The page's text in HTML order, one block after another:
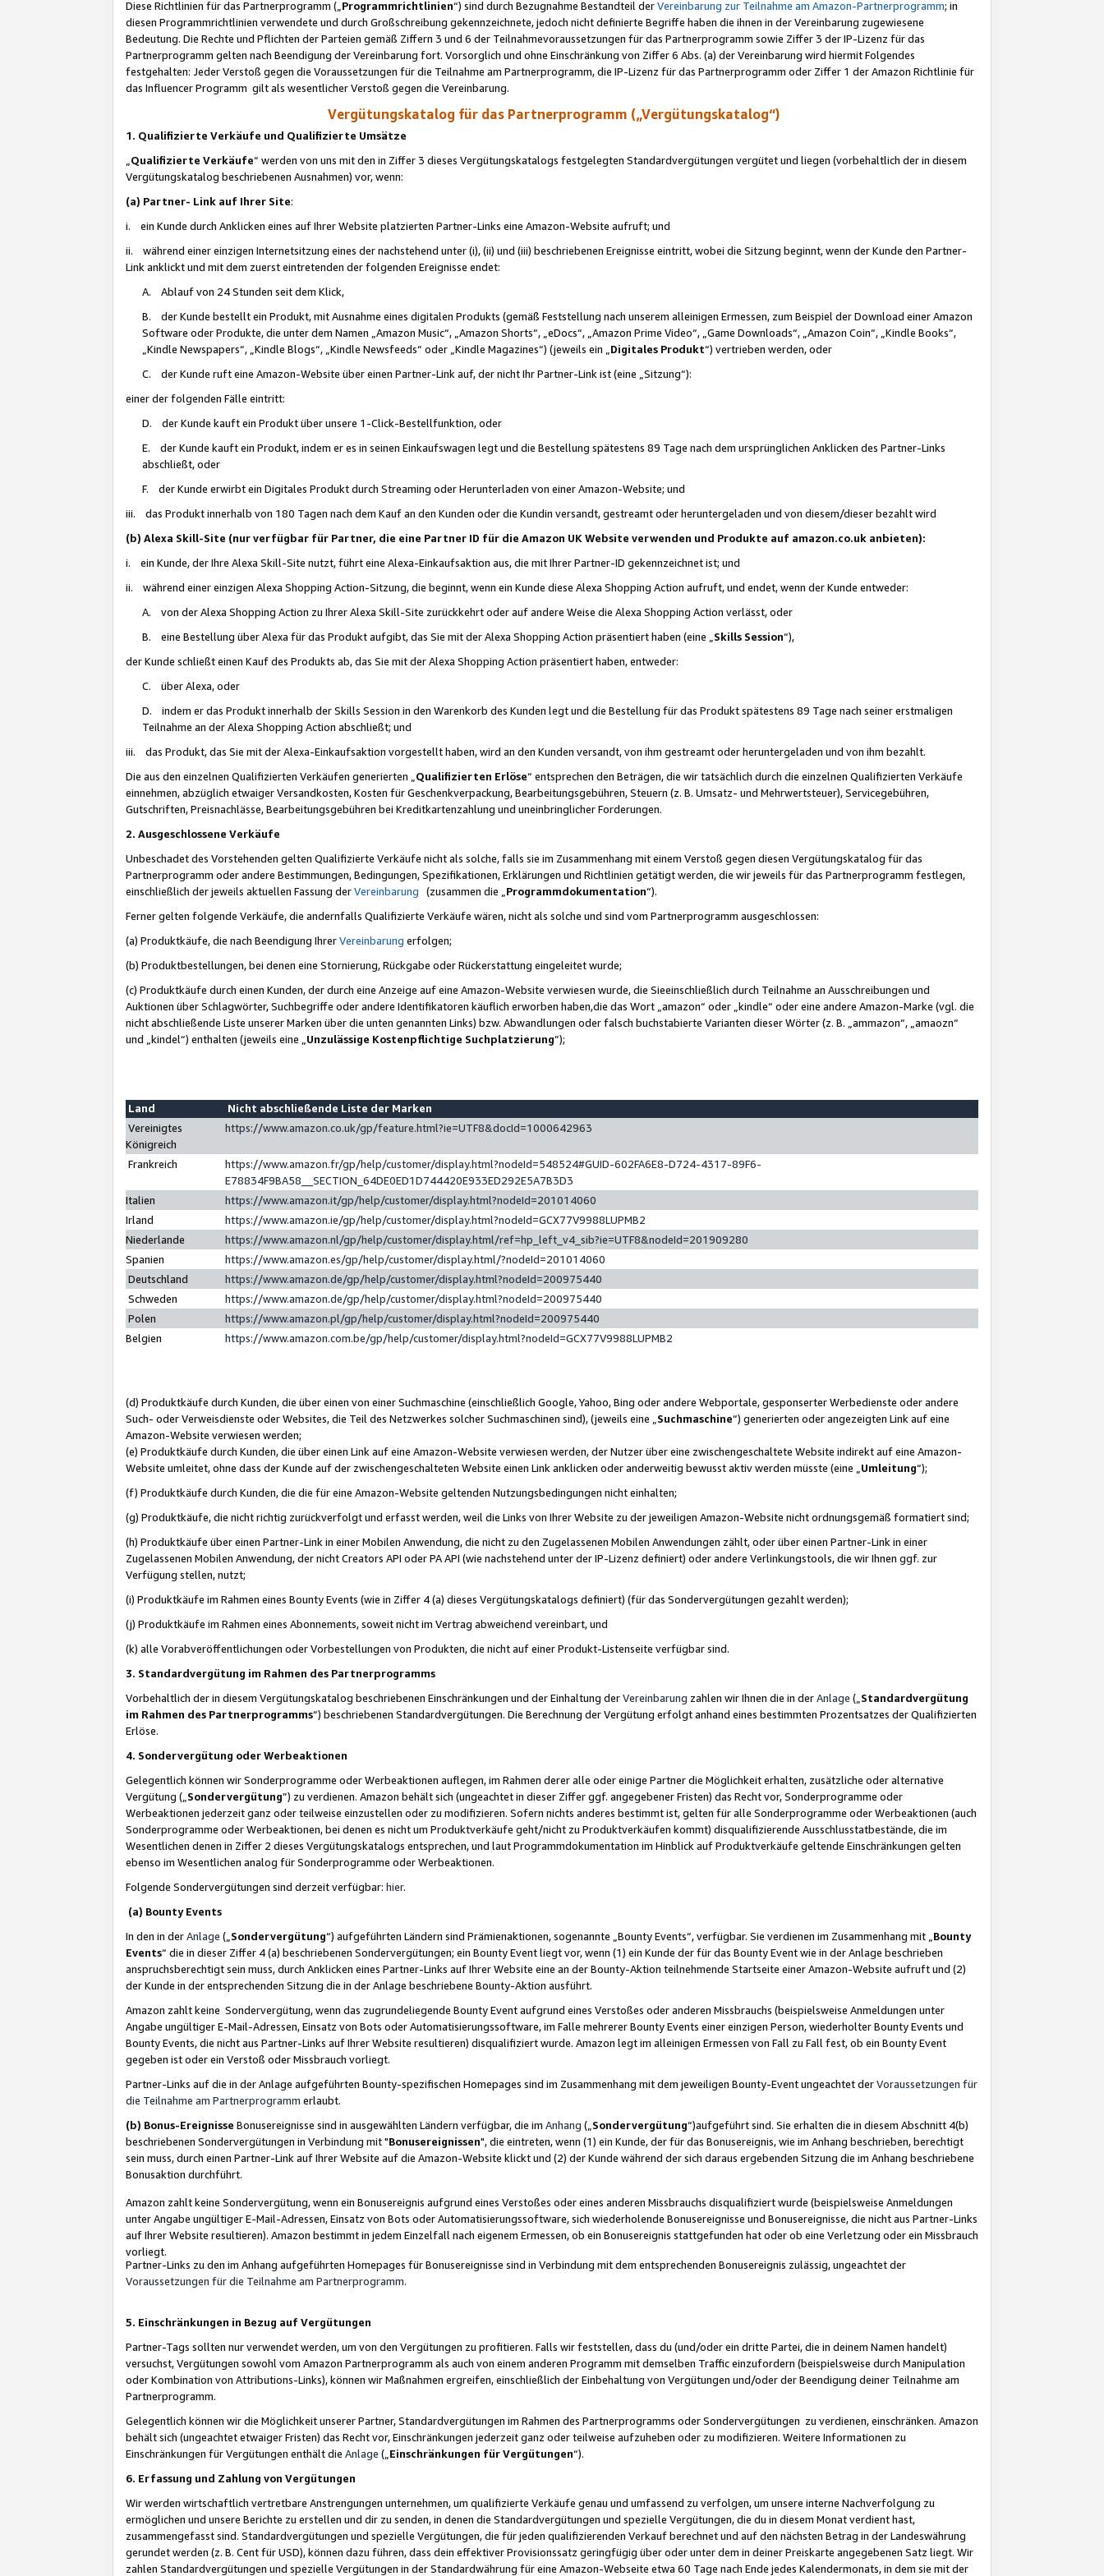
Diese Richtlinien für das Partnerprogramm („Programmrichtlinien“) sind durch Bezugnahme Bestandteil derVereinbarung zur Teilnahme am Amazon-Partnerprogramm; in
diesen Programmrichtlinien verwendete und durch Großschreibung gekennzeichnete, jedoch nicht definierte Begriffe haben die ihnen in der Vereinbarung zugewiesene
Bedeutung. Die Rechte und Pflichten der Parteien gemäß Ziffern 3 und 6 der Teilnahmevoraussetzungen für das Partnerprogramm sowie Ziffer 3 der IP-Lizenz für das
Partnerprogramm gelten nach Beendigung der Vereinbarung fort. Vorsorglich und ohne Einschränkung von Ziffer 6 Abs. (a) der Vereinbarung wird hiermit Folgendes
festgehalten: Jeder Verstoß gegen die Voraussetzungen für die Teilnahme am Partnerprogramm, die IP-Lizenz für das Partnerprogramm oder Ziffer 1 der Amazon Richtlinie für
das Influencer Programm gilt als wesentlicher Verstoß gegen die Vereinbarung.
Vergütungskatalog für das Partnerprogramm („Vergütungskatalog“)
1. Qualifizierte Verkäufe und Qualifizierte Umsätze
Qualifizierte Verkäufe“ werden von uns mit den in Ziffer 3 dieses Vergütungskatalogs festgelegten Standardvergütungen vergütet und liegen (vorbehaltlich der in diesem
Vergütungskatalog beschriebenen Ausnahmen) vor, wenn:
(a) Partner- Link auf Ihrer Site:
i. ein Kunde durch Anklicken eines auf Ihrer Website platzierten Partner-Links eine Amazon-Website aufruft; und
ii. während einer einzigen Internetsitzung eines der nachstehend unter (i), (ii) und (iii) beschriebenen Ereignisse eintritt, wobei die Sitzung beginnt, wenn der Kunde den Partner-
Link anklickt und mit dem zuerst eintretenden der folgenden Ereignisse endet:
A. Ablauf von 24 Stunden seit dem Klick,
B. der Kunde bestellt ein Produkt, mit Ausnahme eines digitalen Produkts (gemäß Feststellung nach unserem alleinigen Ermessen, zum Beispiel der Download einer Amazon
Software oder Produkte, die unter dem Namen „Amazon Music“, „Amazon Shorts“, „eDocs“, „Amazon Prime Video“, „Game Downloads“, „Amazon Coin“, „Kindle Books“,
„Kindle Newspapers“, „Kindle Blogs“, „Kindle Newsfeeds“ oder „Kindle Magazines“) (jeweils ein „ Digitales Produkt“) vertrieben werden, oder
C. der Kunde ruft eine Amazon-Website über einen Partner-Link auf, der nicht Ihr Partner-Link ist (eine „Sitzung“):
einer der folgenden Fälle eintritt:
D. der Kunde kauft ein Produkt über unsere 1-Click-Bestellfunktion, oder
E. der Kunde kauft ein Produkt, indem er es in seinen Einkaufswagen legt und die Bestellung spätestens 89 Tage nach dem ursprünglichen Anklicken des Partner-Links
abschließt, oder
F. der Kunde erwirbt ein Digitales Produkt durch Streaming oder Herunterladen von einer Amazon-Website; und
iii. das Produkt innerhalb von 180 Tagen nach dem Kauf an den Kunden oder die Kundin versandt, gestreamt oder heruntergeladen und von diesem/dieser bezahlt wird
(b) Alexa Skill-Site (nur verfügbar für Partner, die eine Partner ID für die Amazon UK Website verwenden und Produkte auf amazon.co.uk anbieten):
i. ein Kunde, der Ihre Alexa Skill-Site nutzt, führt eine Alexa-Einkaufsaktion aus, die mit Ihrer Partner-ID gekennzeichnet ist; und
ii. während einer einzigen Alexa Shopping Action-Sitzung, die beginnt, wenn ein Kunde diese Alexa Shopping Action aufruft, und endet, wenn der Kunde entweder:
A. von der Alexa Shopping Action zu Ihrer Alexa Skill-Site zurückkehrt oder auf andere Weise die Alexa Shopping Action verlässt, oder
B. eine Bestellung über Alexa für das Produkt aufgibt, das Sie mit der Alexa Shopping Action präsentiert haben (eine „ Skills Session“),
der Kunde schließt einen Kauf des Produkts ab, das Sie mit der Alexa Shopping Action präsentiert haben, entweder:
C. über Alexa, oder
D. indem er das Produkt innerhalb der Skills Session in den Warenkorb des Kunden legt und die Bestellung für das Produkt spätestens 89 Tage nach seiner erstmaligen
Teilnahme an der Alexa Shopping Action abschließt; und
iii. das Produkt, das Sie mit der Alexa-Einkaufsaktion vorgestellt haben, wird an den Kunden versandt, von ihm gestreamt oder heruntergeladen und von ihm bezahlt.
Die aus den einzelnen Qualifizierten Verkäufen generierten „ Qualifizierten Erlöse“ entsprechen den Beträgen, die wir tatsächlich durch die einzelnen Qualifizierten Verkäufe
einnehmen, abzüglich etwaiger Versandkosten, Kosten für Geschenkverpackung, Bearbeitungsgebühren, Steuern (z. B. Umsatz- und Mehrwertsteuer), Servicegebühren,
Gutschriften, Preisnachlässe, Bearbeitungsgebühren bei Kreditkartenzahlung und uneinbringlicher Forderungen.
2. Ausgeschlossene Verkäufe
Unbeschadet des Vorstehenden gelten Qualifizierte Verkäufe nicht als solche, falls sie im Zusammenhang mit einem Verstoß gegen diesen Vergütungskatalog für das
Partnerprogramm oder andere Bestimmungen, Bedingungen, Spezifikationen, Erklärungen und Richtlinien getätigt werden, die wir jeweils für das Partnerprogramm festlegen,
einschließlich der jeweils aktuellen Fassung derVereinbarung (zusammen die „ Programmdokumentation“).
Ferner gelten folgende Verkäufe, die andernfalls Qualifizierte Verkäufe wären, nicht als solche und sind vom Partnerprogramm ausgeschlossen:
(a) Produktkäufe, die nach Beendigung IhrerVereinbarung erfolgen;
(b) Produktbestellungen, bei denen eine Stornierung, Rückgabe oder Rückerstattung eingeleitet wurde;
(c) Produktkäufe durch einen Kunden, der durch eine Anzeige auf eine Amazon-Website verwiesen wurde, die Sieeinschließlich durch Teilnahme an Ausschreibungen und
Auktionen über Schlagwörter, Suchbegriffe oder andere Identifikatoren käuflich erworben haben,die das Wort „amazon“ oder „kindle“ oder eine andere Amazon-Marke (vgl. die
nicht abschließende Liste unserer Marken über die unten genannten Links) bzw. Abwandlungen oder falsch buchstabierte Varianten dieser Wörter (z. B. „ammazon“, „amaozn“
und „kindel“) enthalten (jeweils eine „ Unzulässige Kostenpflichtige Suchplatzierung”);
Land
Nicht abschließende Liste der Marken
Vereinigtes
Königreich
https://www.amazon.co.uk/gp/feature.html?ie=UTF8&docId=1000642963
Frankreich
https://www.amazon.fr/gp/help/customer/display.html?nodeId=548524#GUID-602FA6E8-D724-4317-89F6-
E78834F9BA58__SECTION_64DE0ED1D744420E933ED292E5A7B3D3
Italien
https://www.amazon.it/gp/help/customer/display.html?nodeId=201014060
Irland
https://www.amazon.ie/gp/help/customer/display.html?nodeId=GCX77V9988LUPMB2
Niederlande
https://www.amazon.nl/gp/help/customer/display.html/ref=hp_left_v4_sib?ie=UTF8&nodeId=201909280
Spanien
https://www.amazon.es/gp/help/customer/display.html/?nodeId=201014060
Deutschland
https://www.amazon.de/gp/help/customer/display.html?nodeId=200975440
Schweden
https://www.amazon.de/gp/help/customer/display.html?nodeId=200975440
Polen
https://www.amazon.pl/gp/help/customer/display.html?nodeId=200975440
Belgien
https://www.amazon.com.be/gp/help/customer/display.html?nodeId=GCX77V9988LUPMB2
(d) Produktkäufe durch Kunden, die über einen von einer Suchmaschine (einschließlich Google, Yahoo, Bing oder andere Webportale, gesponserter Werbedienste oder andere
Such- oder Verweisdienste oder Websites, die Teil des Netzwerkes solcher Suchmaschinen sind), (jeweils eine „ Suchmaschine“) generierten oder angezeigten Link auf eine
Amazon-Website verwiesen werden;
(e) Produktkäufe durch Kunden, die über einen Link auf eine Amazon-Website verwiesen werden, der Nutzer über eine zwischengeschaltete Website indirekt auf eine Amazon-
Website umleitet, ohne dass der Kunde auf der zwischengeschalteten Website einen Link anklicken oder anderweitig bewusst aktiv werden müsste (eine „ Umleitung“);
(f) Produktkäufe durch Kunden, die die für eine Amazon-Website geltenden Nutzungsbedingungen nicht einhalten;
(g) Produktkäufe, die nicht richtig zurückverfolgt und erfasst werden, weil die Links von Ihrer Website zu der jeweiligen Amazon-Website nicht ordnungsgemäß formatiert sind;
(h) Produktkäufe über einen Partner-Link in einer Mobilen Anwendung, die nicht zu den Zugelassenen Mobilen Anwendungen zählt, oder über einen Partner-Link in einer
Zugelassenen Mobilen Anwendung, der nicht Creators API oder PA API (wie nachstehend unter der IP-Lizenz definiert) oder andere Verlinkungstools, die wir Ihnen ggf. zur
Verfügung stellen, nutzt;
(i) Produktkäufe im Rahmen eines Bounty Events (wie in Ziffer 4 (a) dieses Vergütungskatalogs definiert) (für das Sondervergütungen gezahlt werden);
(j) Produktkäufe im Rahmen eines Abonnements, soweit nicht im Vertrag abweichend vereinbart, und
(k) alle Vorabveröffentlichungen oder Vorbestellungen von Produkten, die nicht auf einer Produkt-Listenseite verfügbar sind.
3. Standardvergütung im Rahmen des Partnerprogramms
Vorbehaltlich der in diesem Vergütungskatalog beschriebenen Einschränkungen und der Einhaltung derVereinbarung zahlen wir Ihnen die in derAnlage („ Standardvergütung
im Rahmen des Partnerprogramms“) beschriebenen Standardvergütungen. Die Berechnung der Vergütung erfolgt anhand eines bestimmten Prozentsatzes der Qualifizierten
Erlöse.
4. Sondervergütung oder Werbeaktionen
Gelegentlich können wir Sonderprogramme oder Werbeaktionen auflegen, im Rahmen derer alle oder einige Partner die Möglichkeit erhalten, zusätzliche oder alternative
Vergütung („ Sondervergütung”) zu verdienen. Amazon behält sich (ungeachtet in dieser Ziffer ggf. angegebener Fristen) das Recht vor, Sonderprogramme oder
Werbeaktionen jederzeit ganz oder teilweise einzustellen oder zu modifizieren. Sofern nichts anderes bestimmt ist, gelten für alle Sonderprogramme oder Werbeaktionen (auch
Sonderprogramme oder Werbeaktionen, bei denen es nicht um Produktverkäufe geht/nicht zu Produktverkäufen kommt) disqualifizierende Ausschlusstatbestände, die im
Wesentlichen denen in Ziffer 2 dieses Vergütungskatalogs entsprechen, und laut Programmdokumentation im Hinblick auf Produktverkäufe geltende Einschränkungen gelten
ebenso im Wesentlichen analog für Sonderprogramme oder Werbeaktionen.
Folgende Sondervergütungen sind derzeit verfügbar: hier.
(a) Bounty Events
In den in derAnlage („ Sondervergütung“) aufgeführten Ländern sind Prämienaktionen, sogenannte „Bounty Events“, verfügbar. Sie verdienen im Zusammenhang mit „ Bounty
Events“ die in dieser Ziffer 4 (a) beschriebenen Sondervergütungen; ein Bounty Event liegt vor, wenn (1) ein Kunde der für das Bounty Event wie in der Anlage beschrieben
anspruchsberechtigt sein muss, durch Anklicken eines Partner-Links auf Ihrer Website eine an der Bounty-Aktion teilnehmende Startseite einer Amazon-Website aufruft und (2)
der Kunde in der entsprechenden Sitzung die in der Anlage beschriebene Bounty-Aktion ausführt.
Amazon zahlt keine Sondervergütung, wenn das zugrundeliegende Bounty Event aufgrund eines Verstoßes oder anderen Missbrauchs (beispielsweise Anmeldungen unter
Angabe ungültiger E-Mail-Adressen, Einsatz von Bots oder Automatisierungssoftware, im Falle mehrerer Bounty Events einer einzigen Person, wiederholter Bounty Events und
Bounty Events, die nicht aus Partner-Links auf Ihrer Website resultieren) disqualifiziert wurde. Amazon legt im alleinigen Ermessen von Fall zu Fall fest, ob ein Bounty Event
gegeben ist oder ein Verstoß oder Missbrauch vorliegt.
Partner-Links auf die in der Anlage aufgeführten Bounty-spezifischen Homepages sind im Zusammenhang mit dem jeweiligen Bounty-Event ungeachtet derVoraussetzungen für
die Teilnahme am Partnerprogramm erlaubt.
(b) Bonus-Ereignisse Bonusereignisse sind in ausgewählten Ländern verfügbar, die im Anhang („ Sondervergütung“)aufgeführt sind. Sie erhalten die in diesem Abschnitt 4(b)
beschriebenen Sondervergütungen in Verbindung mit "Bonusereignissen", die eintreten, wenn (1) ein Kunde, der für das Bonusereignis, wie im Anhang beschrieben, berechtigt
sein muss, durch einen Partner-Link auf Ihrer Website auf die Amazon-Website klickt und (2) der Kunde während der sich daraus ergebenden Sitzung die im Anhang beschriebene
Bonusaktion durchführt.
Amazon zahlt keine Sondervergütung, wenn ein Bonusereignis aufgrund eines Verstoßes oder eines anderen Missbrauchs disqualifiziert wurde (beispielsweise Anmeldungen
unter Angabe ungültiger E-Mail-Adressen, Einsatz von Bots oder Automatisierungssoftware, sich wiederholende Bonusereignisse und Bonusereignisse, die nicht aus Partner-Links
auf Ihrer Website resultieren). Amazon bestimmt in jedem Einzelfall nach eigenem Ermessen, ob ein Bonusereignis stattgefunden hat oder ob eine Verletzung oder ein Missbrauch
vorliegt.
Partner-Links zu den im Anhang aufgeführten Homepages für Bonusereignisse sind in Verbindung mit dem entsprechenden Bonusereignis zulässig, ungeachtet der
Voraussetzungen für die Teilnahme am Partnerprogramm.
5. Einschränkungen in Bezug auf Vergütungen
Partner-Tags sollten nur verwendet werden, um von den Vergütungen zu profitieren. Falls wir feststellen, dass du (und/oder ein dritte Partei, die in deinem Namen handelt)
versuchst, Vergütungen sowohl vom Amazon Partnerprogramm als auch von einem anderen Programm mit demselben Traffic einzufordern (beispielsweise durch Manipulation
oder Kombination von Attributions-Links), können wir Maßnahmen ergreifen, einschließlich der Einbehaltung von Vergütungen und/oder der Beendigung deiner Teilnahme am
Partnerprogramm.
Gelegentlich können wir die Möglichkeit unserer Partner, Standardvergütungen im Rahmen des Partnerprogramms oder Sondervergütungen zu verdienen, einschränken. Amazon
behält sich (ungeachtet etwaiger Fristen) das Recht vor, Einschränkungen jederzeit ganz oder teilweise aufzuheben oder zu modifizieren. Weitere Informationen zu
Einschränkungen für Vergütungen enthält die Anlage („ Einschränkungen für Vergütungen“).
6. Erfassung und Zahlung von Vergütungen
Wir werden wirtschaftlich vertretbare Anstrengungen unternehmen, um qualifizierte Verkäufe genau und umfassend zu verfolgen, um unsere interne Nachverfolgung zu
ermöglichen und unsere Berichte zu erstellen und dir zu senden, in denen die Standardvergütungen und spezielle Vergütungen, die du in diesem Monat verdient hast,
zusammengefasst sind. Standardvergütungen und spezielle Vergütungen, die für jeden qualifizierenden Verkauf berechnet und auf den nächsten Betrag in der Landeswährung
gerundet werden (z. B. Cent für USD), können dazu führen, dass dein effektiver Provisionssatz geringfügig über oder unter dem in deiner Preiskarte angegebenen Satz liegt. Wir
zahlen Standardvergütungen und spezielle Vergütungen in der Standardwährung für eine Amazon-Webseite etwa 60 Tage nach Ende jedes Kalendermonats, in dem sie mit der